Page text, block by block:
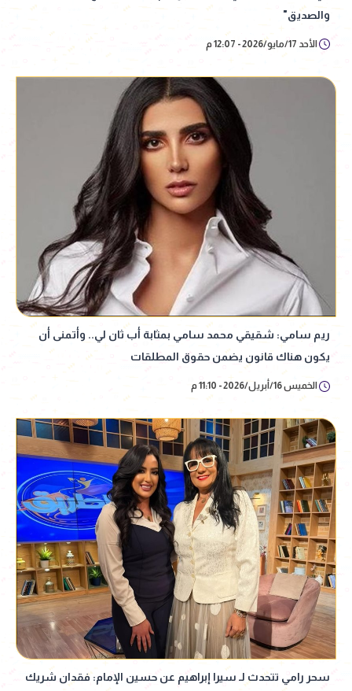
والصديق"
الأحد 17/مايو/2026 - 12:07 م
ريم سامي: شقيقي محمد سامي بمثابة أب ثان لي.. وأتمنى أن
يكون هناك قانون يضمن حقوق المطلقات
الخميس 16/أبريل/2026 - 11:10 م
سحر رامي تتحدث لـ سيرا إبراهيم عن حسين الإمام: فقدان شريك